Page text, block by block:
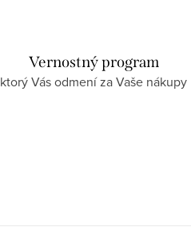
Vernostný program
ktorý Vás odmení za Vaše nákupy